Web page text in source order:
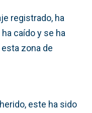
registrado, ha
caído y se ha
zona de
este ha sido